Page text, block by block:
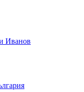
Иванов